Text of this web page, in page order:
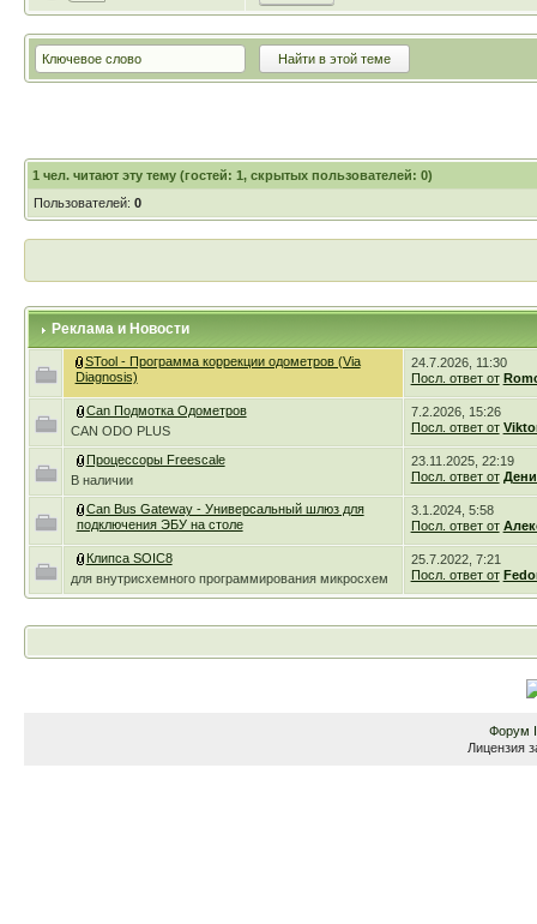
1 чел. читают эту тему (гостей: 1, скрытых пользователей: 0)
Пользователей: 0
Реклама и Новости
STool - Программа коррекции одометров (Via
Diagnosis)
24.7.2026, 11:30
Посл. ответ от
Can Подмотка Одометров
CAN ODO PLUS
7.2.2026, 15:26
Посл. ответ от
Процессоры Freescale
В наличии
23.11.2025, 22:19
Посл. ответ от
Can Bus Gateway - Универсальный шлюз для
подключения ЭБУ на столе
3.1.2024, 5:58
Посл. ответ от
Клипса SOIC8
для внутрисхемного программирования микросхем
25.7.2022, 7:21
Посл. ответ от
Форум
Лицензия